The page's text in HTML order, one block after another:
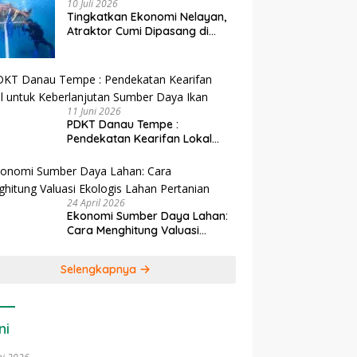
10 Juli 2026
Tingkatkan Ekonomi Nelayan,
Atraktor Cumi Dipasang di
11 Juni 2026
PDKT Danau Tempe :
Pendekatan Kearifan Lokal
Daya Ikan
24 April 2026
Ekonomi Sumber Daya Lahan:
Cara Menghitung Valuasi
Selengkapnya